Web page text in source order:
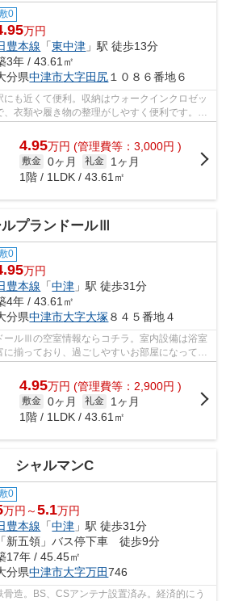
0
万円
豊本線 「東中津 」駅 徒歩13分
3年 / 43.61㎡
分県中津市大字田尻１０８６番地６
にも近くて便利。収納はウォークインクロゼッ
、衣類や履き物の整理がしやすく便利です。室
立など...
4.95万円 (管理費等：3,000円 )
敷金 0ヶ月 礼金
1ヶ月
1階 / 1LDK / 43.61㎡
プランドールⅢ
0
万円
豊本線 「中津 」駅 徒歩31分
4年 / 43.61㎡
分県中津市大字大塚８４５番地４
ールⅢの空室情報ならコチラ。室内設備は浴室
揃っており、過ごしやすいお部屋になってお
ロゼット...
4.95万円 (管理費等：2,900円 )
敷金 0ヶ月 礼金
1ヶ月
1階 / 1LDK / 43.61㎡
シャルマンC
0
万円～5.1万円
豊本線 「中津 」駅 徒歩31分
「新五領」バス停下車 徒歩9分
17年 / 45.45㎡
分県中津市大字万田746
造。BS、CSアンテナ設置済み。経済的にう